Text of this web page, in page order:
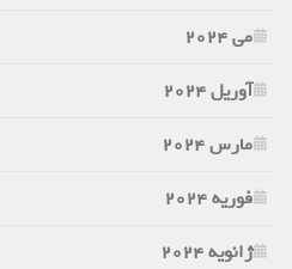
می 2024
آوریل 2024
مارس 2024
فوریه 2024
ژانویه 2024